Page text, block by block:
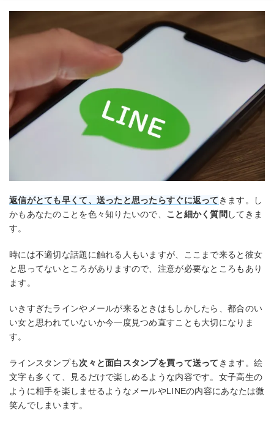
返信がとても早くて、送ったと思ったらすぐに返って きます。し
かもあなたのことを色々知りたいので、 こと細かく質問 してきま
す。
時には不適切な話題に触れる人もいますが、ここまで来ると彼女
と思ってないところがありますので、注意が必要なところもあり
ます。
いきすぎたラインやメールが来るときはもしかしたら、都合のい
い女と思われていないか今一度見つめ直すことも大切になりま
す。
ラインスタンプも次々と面白スタンプを買って送って きます。絵
文字も多くて、見るだけで楽しめるような内容です。女子高生の
ように相手を楽しませるようなメールやLINEの内容にあなたは微
笑んでしまいます。